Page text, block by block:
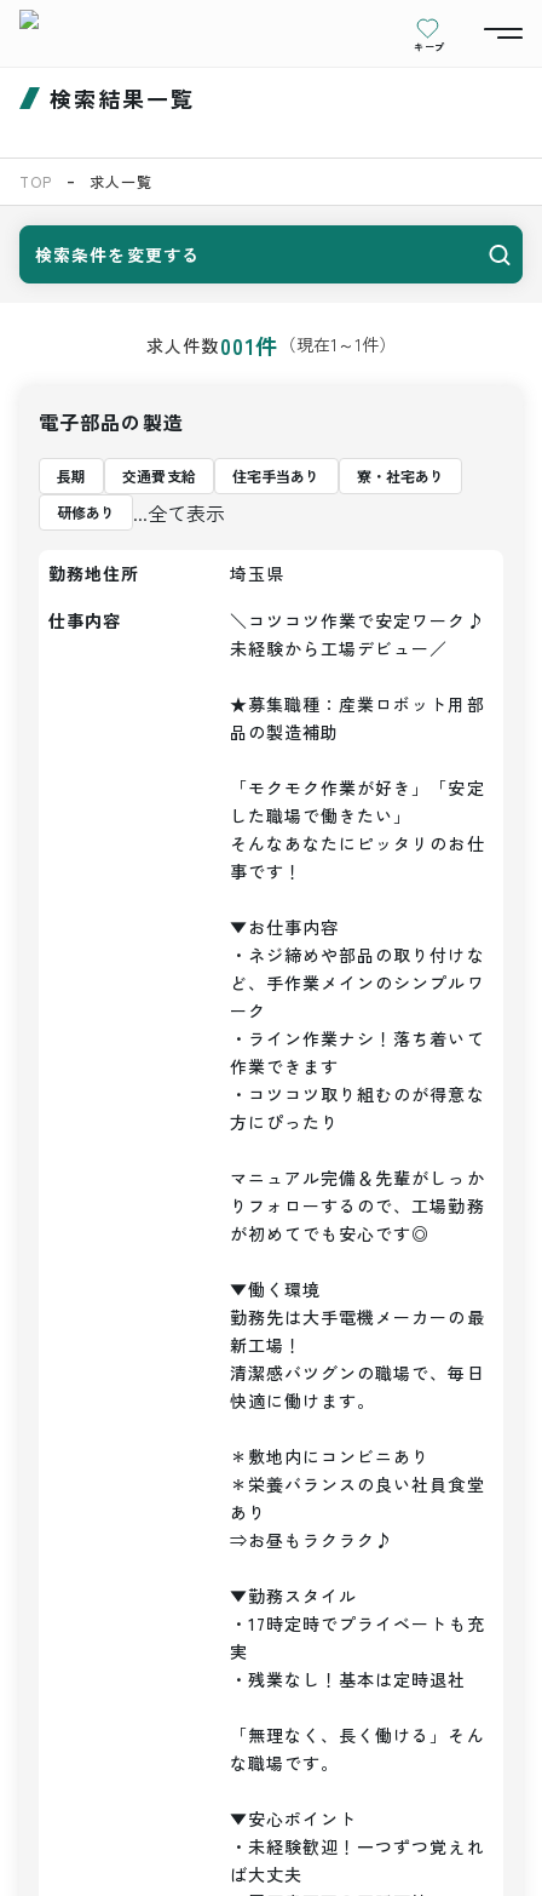
キープ
検索結果一覧
TOP 求人一覧
検索条件を変更する
求人件数001件 （現在1 ～1件）
電子部品の製造
長期 交通費支給 住宅手当あり
寮・社宅あり
研修あり
...全て表示
勤務地住所
埼玉県
仕事内容
＼コツコツ作業で安定ワーク♪
未経験から工場デビュー／
★募集職種：産業ロボット用部
品の製造補助
「モクモク作業が好き」「安定
した職場で働きたい」
そんなあなたにピッタリのお仕
事です！
▼お仕事内容
・ネジ締めや部品の取り付けな
ど、手作業メインのシンプルワ
ーク
・ライン作業ナシ！落ち着いて
作業できます
・コツコツ取り組むのが得意な
方にぴったり
マニュアル完備＆先輩がしっか
りフォローするので、工場勤務
が初めてでも安心です◎
▼働く環境
勤務先は大手電機メーカーの最
新工場！
清潔感バツグンの職場で、毎日
快適に働けます。
＊敷地内にコンビニあり
＊栄養バランスの良い社員食堂
あり
⇒お昼もラクラク♪
▼勤務スタイル
・17時定時でプライベートも充
実
・残業なし！基本は定時退社
「無理なく、長く働ける」そん
な職場です。
▼安心ポイント
・未経験歓迎！一つずつ覚えれ
ば大丈夫